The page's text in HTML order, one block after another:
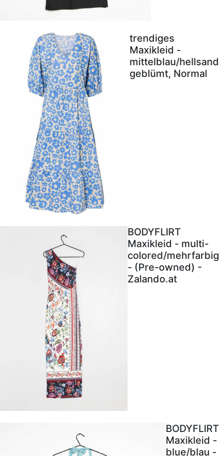
trendiges
Maxikleid -
mittelblau/hellsand
geblümt, Normal
BODYFLIRT
Maxikleid - multi-
colored/mehrfarbig
- (Pre-owned) -
Zalando.at
BODYFLIRT
Maxikleid -
blue/blau -